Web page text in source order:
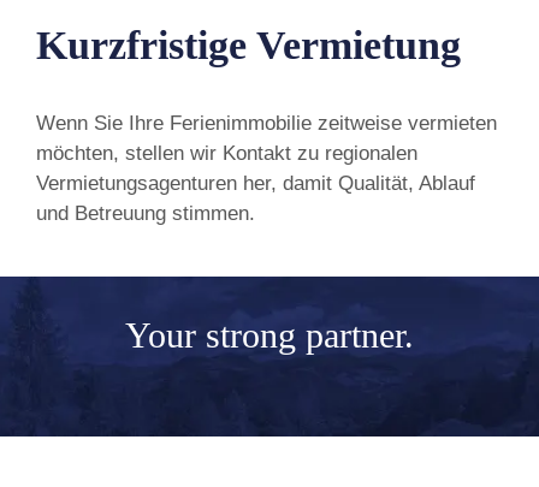
Kurzfristige Vermietung
Wenn Sie Ihre Ferienimmobilie zeitweise vermieten
möchten, stellen wir Kontakt zu regionalen
Vermietungsagenturen her, damit Qualität, Ablauf
und Betreuung stimmen.
Your strong partner.